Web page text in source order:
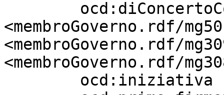
<membroGoverno.rdf/
<membroGoverno.rdf/
<membroGoverno.rdf/